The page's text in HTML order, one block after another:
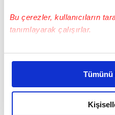
Bu çerezler, kullanıcıların
tanımlayarak çalışırlar.
Bu çerezlere izin vermeniz
daha iyi reklam deneyimi
amacımızın size daha iyi
olduğunu ve sizlere en iyi
Tümünü